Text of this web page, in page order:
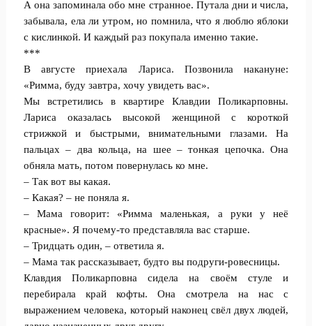
А она запоминала обо мне странное. Путала дни и числа,
забывала, ела ли утром, но помнила, что я люблю яблоки
с кислинкой. И каждый раз покупала именно такие.
***
В августе приехала Лариса. Позвонила накануне:
«Римма, буду завтра, хочу увидеть вас».
Мы встретились в квартире Клавдии Поликарповны.
Лариса оказалась высокой женщиной с короткой
стрижкой и быстрыми, внимательными глазами. На
пальцах – два кольца, на шее – тонкая цепочка. Она
обняла мать, потом повернулась ко мне.
– Так вот вы какая.
– Какая? – не поняла я.
– Мама говорит: «Римма маленькая, а руки у неё
красные». Я почему-то представляла вас старше.
– Тридцать один, – ответила я.
– Мама так рассказывает, будто вы подруги-ровесницы.
Клавдия Поликарповна сидела на своём стуле и
перебирала край кофты. Она смотрела на нас с
выражением человека, который наконец свёл двух людей,